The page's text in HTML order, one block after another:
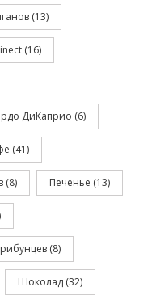
(13)
(16)
ДиКаприо (6)
(41)
(8) Печенье (13)
(8)
Шоколад (32)